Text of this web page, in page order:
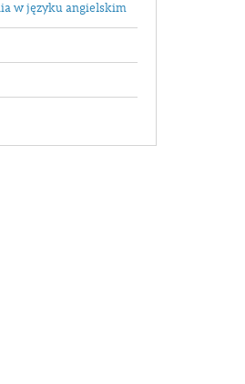
w języku angielskim